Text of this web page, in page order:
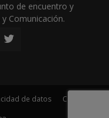
de encuentro y
Comunicación.
de datos Contacto